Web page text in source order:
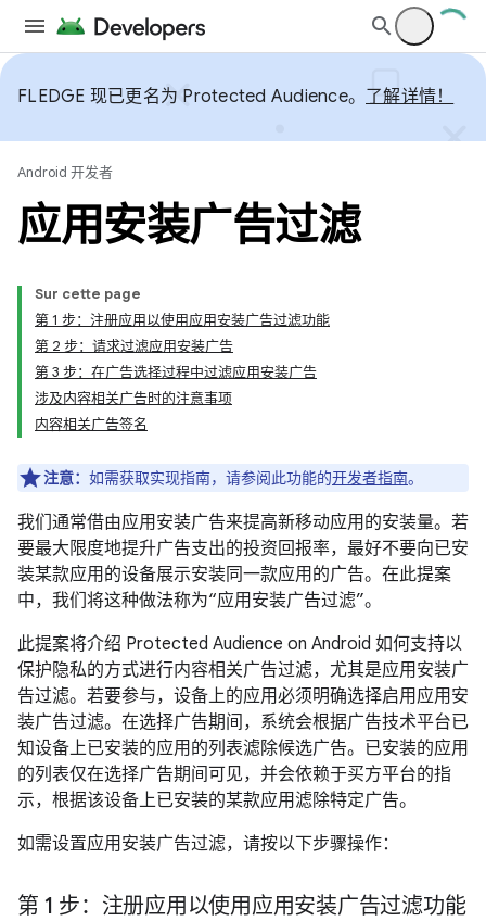
FLEDGE 现已更名为 Protected Audience。 了解详情！
Android 开发者
应用安装广告过滤
Sur cette page
第 1 步：注册应用以使用应用安装广告过滤功能
第 2 步：请求过滤应用安装广告
第 3 步：在广告选择过程中过滤应用安装广告
涉及内容相关广告时的注意事项
内容相关广告签名
注意： 如需获取实现指南，请参阅此功能的开发者指南。
我们通常借由应用安装广告来提高新移动应用的安装量。若
要最大限度地提升广告支出的投资回报率，最好不要向已安
装某款应用的设备展示安装同一款应用的广告。在此提案
中，我们将这种做法称为“应用安装广告过滤”。
此提案将介绍 Protected Audience on Android 如何支持以
保护隐私的方式进行内容相关广告过滤，尤其是应用安装广
告过滤。若要参与，设备上的应用必须明确选择启用应用安
装广告过滤。在选择广告期间，系统会根据广告技术平台已
知设备上已安装的应用的列表滤除候选广告。已安装的应用
的列表仅在选择广告期间可见，并会依赖于买方平台的指
示，根据该设备上已安装的某款应用滤除特定广告。
如需设置应用安装广告过滤，请按以下步骤操作：
第 1 步：注册应用以使用应用安装广告过滤功能